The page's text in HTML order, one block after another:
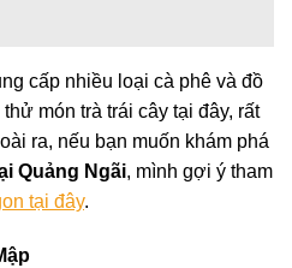
cấp nhiều loại cà phê và đồ
món trà trái cây tại đây, rất
ra, nếu bạn muốn khám phá
Quảng Ngãi, mình gợi ý tham
tại đây.